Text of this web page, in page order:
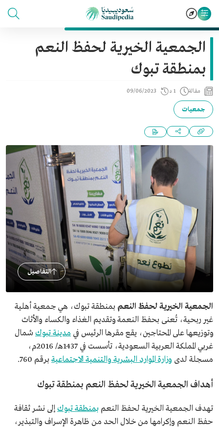
الجمعية الخيرية لحفظ النعم
بمنطقة تبوك
مقالة 1 د 09/06/2023
جمعيات
التفاصيل
الجمعية الخيرية لحفظ النعم بمنطقة تبوك، هي جمعية أهلية
غير ربحية، تُعنى بحفظ النعمة وتقديم الغذاء والكساء والأثاث
وتوزيعها على المحتاجين، يقع مقرها الرئيس في مدينة تبوك شمال
غربي المملكة العربية السعودية، تأسست في 1437هـ/ 2016م،
مسجلة لدى وزارة الموارد البشرية والتنمية الاجتماعية برقم 760.
أهداف الجمعية الخيرية لحفظ النعم بمنطقة تبوك
تهدف الجمعية الخيرية لحفظ النعم بمنطقة تبوكإلى نشر ثقافة
حفظ النعم وإكرامها من خلال الحد من ظاهرة الإسراف والتبذير،